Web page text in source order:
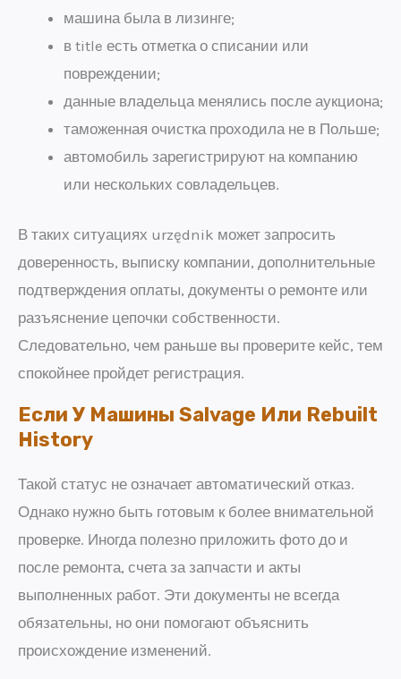
машина была в лизинге;
в title есть отметка о списании или
повреждении;
данные владельца менялись после аукциона;
таможенная очистка проходила не в Польше;
автомобиль зарегистрируют на компанию
или нескольких совладельцев.
В таких ситуациях urzędnik может запросить
доверенность, выписку компании, дополнительные
подтверждения оплаты, документы о ремонте или
разъяснение цепочки собственности.
Следовательно, чем раньше вы проверите кейс, тем
спокойнее пройдет регистрация.
Если У Машины Salvage Или Rebuilt
History
Такой статус не означает автоматический отказ.
Однако нужно быть готовым к более внимательной
проверке. Иногда полезно приложить фото до и
после ремонта, счета за запчасти и акты
выполненных работ. Эти документы не всегда
обязательны, но они помогают объяснить
происхождение изменений.